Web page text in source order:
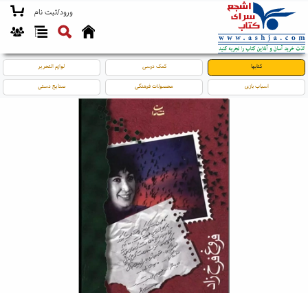
ورود/ثبت نام
کتابها کمک درسی لوازم التحریر
اسباب بازی محصولات فرهنگی صنایع دستی